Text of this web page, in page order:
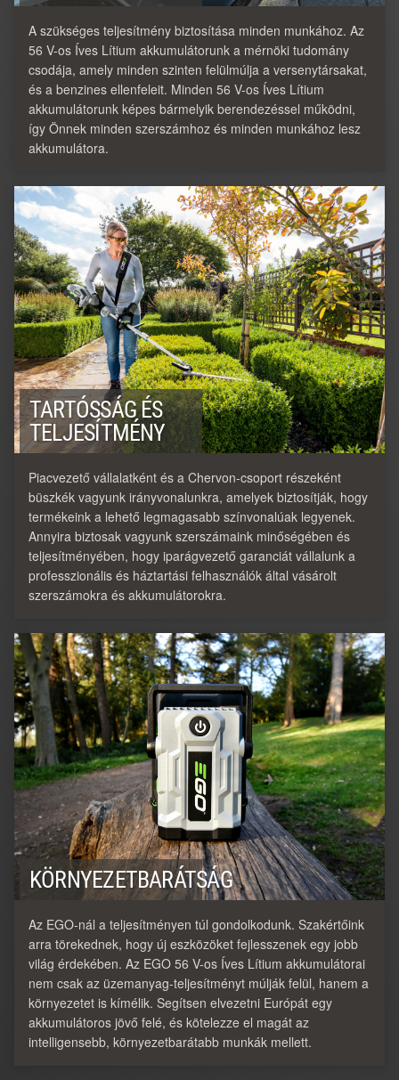
A szükséges teljesítmény biztosítása minden munkához. Az
56 V-os Íves Lítium akkumulátorunk a mérnöki tudomány
csodája, amely minden szinten felülmúlja a versenytársakat,
és a benzines ellenfeleit. Minden 56 V-os Íves Lítium
akkumulátorunk képes bármelyik berendezéssel működni,
így Önnek minden szerszámhoz és minden munkához lesz
akkumulátora.
TARTÓSSÁG ÉS
TELJESÍTMÉNY
Piacvezető vállalatként és a Chervon-csoport részeként
büszkék vagyunk irányvonalunkra, amelyek biztosítják, hogy
termékeink a lehető legmagasabb színvonalúak legyenek.
Annyira biztosak vagyunk szerszámaink minőségében és
teljesítményében, hogy iparágvezető garanciát vállalunk a
professzionális és háztartási felhasználók által vásárolt
szerszámokra és akkumulátorokra.
KÖRNYEZETBARÁTSÁG
Az EGO-nál a teljesítményen túl gondolkodunk. Szakértőink
arra törekednek, hogy új eszközöket fejlesszenek egy jobb
világ érdekében. Az EGO 56 V-os Íves Lítium akkumulátorai
nem csak az üzemanyag-teljesítményt múlják felül, hanem a
környezetet is kímélik. Segítsen elvezetni Európát egy
akkumulátoros jövő felé, és kötelezze el magát az
intelligensebb, környezetbarátabb munkák mellett.